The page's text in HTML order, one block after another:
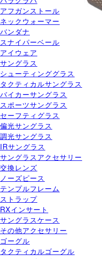
アフガンストール
ネックウォーマー
バンダナ
スナイパーベール
アイウェア
サングラス
シューティンググラス
タクティカルサングラス
バイカーサングラス
スポーツサングラス
セーフティグラス
偏光サングラス
調光サングラス
IRサングラス
サングラスアクセサリー
交換レンズ
ノーズピース
テンプルフレーム
ストラップ
RXインサート
サングラスケース
その他アクセサリー
ゴーグル
タクティカルゴーグル